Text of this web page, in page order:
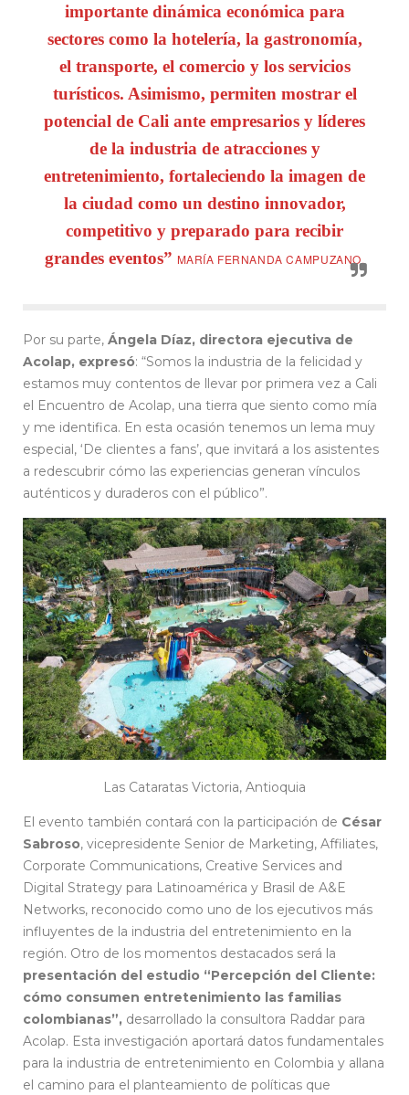
importante dinámica económica para
sectores como la hotelería, la gastronomía,
el transporte, el comercio y los servicios
turísticos. Asimismo, permiten mostrar el
potencial de Cali ante empresarios y líderes
de la industria de atracciones y
entretenimiento, fortaleciendo la imagen de
la ciudad como un destino innovador,
competitivo y preparado para recibir
grandes eventos” MARÍA FERNANDA CAMPUZANO.
Por su parte, Ángela Díaz, directora ejecutiva de
Acolap, expresó: “Somos la industria de la felicidad y
estamos muy contentos de llevar por primera vez a Cali
el Encuentro de Acolap, una tierra que siento como mía
y me identifica. En esta ocasión tenemos un lema muy
especial, ‘De clientes a fans’, que invitará a los asistentes
a redescubrir cómo las experiencias generan vínculos
auténticos y duraderos con el público”.
Las Cataratas Victoria, Antioquia
El evento también contará con la participación de César
Sabroso, vicepresidente Senior de Marketing, Affiliates,
Corporate Communications, Creative Services and
Digital Strategy para Latinoamérica y Brasil de A&E
Networks, reconocido como uno de los ejecutivos más
influyentes de la industria del entretenimiento en la
región. Otro de los momentos destacados será la
presentación del estudio “Percepción del Cliente:
cómo consumen entretenimiento las familias
colombianas”, desarrollado la consultora Raddar para
Acolap. Esta investigación aportará datos fundamentales
para la industria de entretenimiento en Colombia y allana
el camino para el planteamiento de políticas que